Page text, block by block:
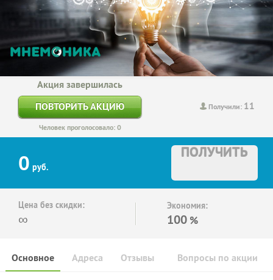
Получили: 11
Акция завершилась
ПОВТОРИТЬ АКЦИЮ
Человек проголосовало: 0
0 руб.
ПОЛУЧИТЬ
Цена без скидки:
∞
Экономия:
100 %
Основное Отзывы Вопросы по акции
Адреса